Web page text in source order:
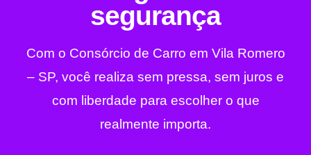
segurança
Com o Consórcio de Carro em Vila Romero
– SP, você realiza sem pressa, sem juros e
com liberdade para escolher o que
realmente importa.